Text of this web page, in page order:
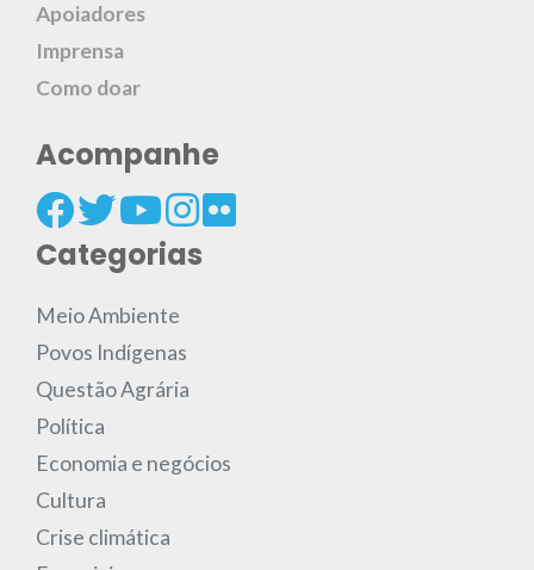
Apoiadores
Imprensa
Como doar
Acompanhe
Categorias
Meio Ambiente
Povos Indígenas
Questão Agrária
Política
Economia e negócios
Cultura
Crise climática